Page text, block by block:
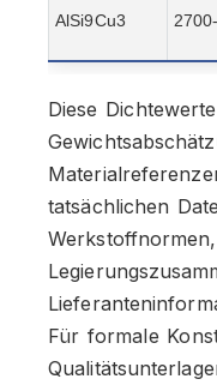
AlSi9Cu3
Diese
tatsächlichen
Werkstoffnormen,
Für formale